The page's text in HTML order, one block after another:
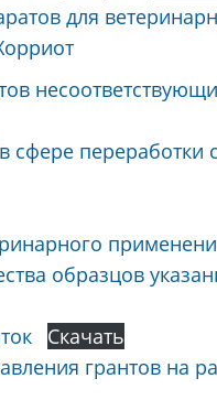
для
переработки
образцов
Скачать
грантов на